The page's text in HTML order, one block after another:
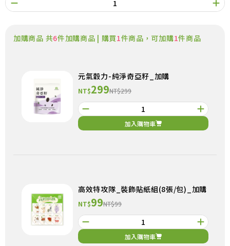
加購商品 共6件加購商品 | 購買1件商品，可加購1件商品
元氣穀力-純淨奇亞籽_加購
NT$299NT$299
加入購物車
高效特攻隊_裝飾貼紙組(8張/包)_加購
NT$99NT$99
加入購物車